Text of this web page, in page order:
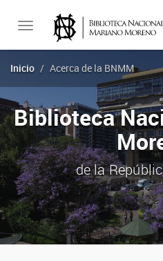
Toggle
Inicio Acerca de la BNMM
Biblioteca
de la